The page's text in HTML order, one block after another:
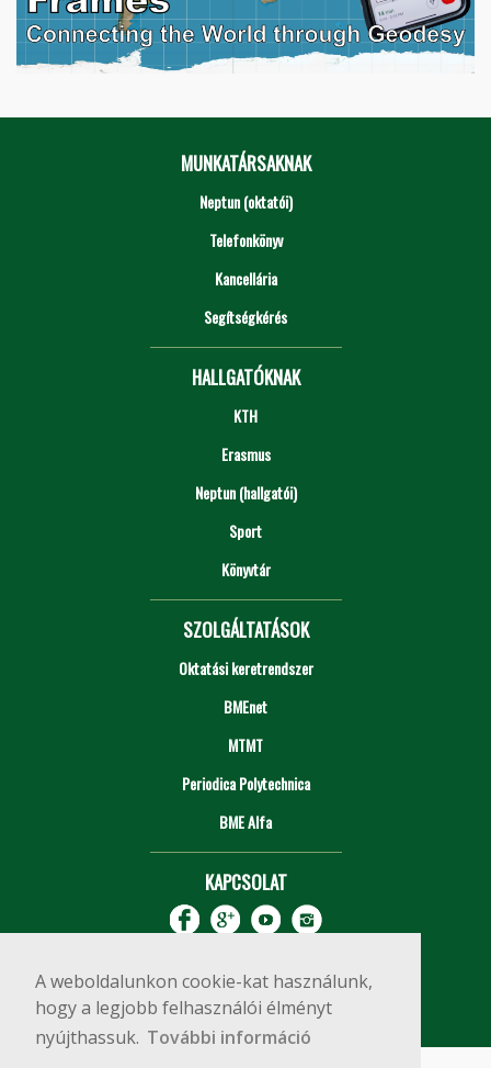
A weboldalunkon cookie-kat használunk,
hogy a legjobb felhasználói élményt
nyújthassuk. További információ
MUNKATÁRSAKNAK
Neptun (oktatói)
Telefonkönyv
Kancellária
Segítségkérés
HALLGATÓKNAK
KTH
Erasmus
Neptun (hallgatói)
Sport
Könyvtár
SZOLGÁLTATÁSOK
Oktatási keretrendszer
BMEnet
MTMT
Periodica Polytechnica
BME Alfa
KAPCSOLAT